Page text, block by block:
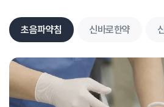
초음파약침 신바로한약